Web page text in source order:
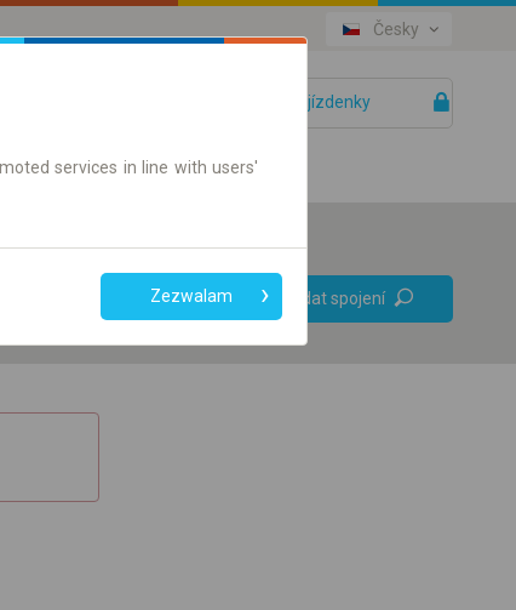
Česky
Vaše jízdenky
Pouze jízdenky online
Vyhledat spojení
services in line with users'
Zezwalam